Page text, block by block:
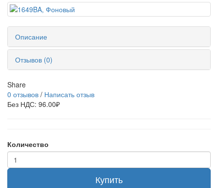
Описание
Отзывов (0)
Share
0 отзывов / Написать отзыв
Без НДС: 96.00₽
Количество
Купить